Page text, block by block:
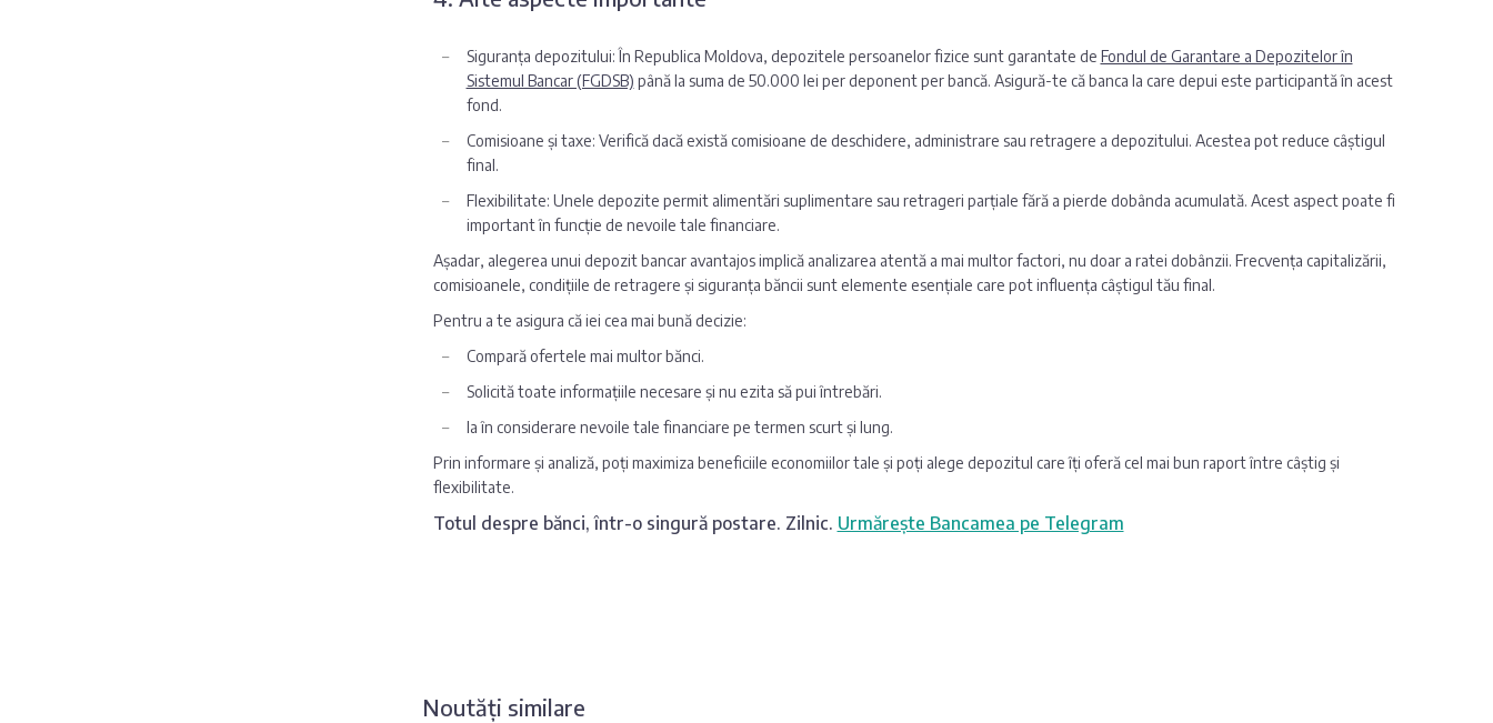
Siguranța depozitului: În Republica Moldova, depozitele persoanelor fizice sunt garantate de Fondul de Garantare a Depozitelor în
Sistemul Bancar (FGDSB) până la suma de 50.000 lei per deponent per bancă. Asigură-te că banca la care depui este participantă în acest
fond.
Comisioane și taxe: Verifică dacă există comisioane de deschidere, administrare sau retragere a depozitului. Acestea pot reduce câștigul
final.
Flexibilitate: Unele depozite permit alimentări suplimentare sau retrageri parțiale fără a pierde dobânda acumulată. Acest aspect poate fi
important în funcție de nevoile tale financiare.
Așadar, alegerea unui depozit bancar avantajos implică analizarea atentă a mai multor factori, nu doar a ratei dobânzii. Frecvența capitalizării,
comisioanele, condițiile de retragere și siguranța băncii sunt elemente esențiale care pot influența câștigul tău final.
Pentru a te asigura că iei cea mai bună decizie:
Compară ofertele mai multor bănci.
Solicită toate informațiile necesare și nu ezita să pui întrebări.
Ia în considerare nevoile tale financiare pe termen scurt și lung.
Prin informare și analiză, poți maximiza beneficiile economiilor tale și poți alege depozitul care îți oferă cel mai bun raport între câștig și
flexibilitate.
Totul despre bănci, într-o singură postare. Zilnic. Urmărește Bancamea pe Telegram
Noutăți similare